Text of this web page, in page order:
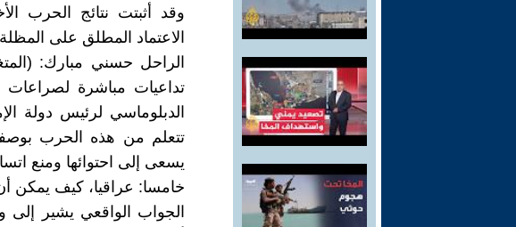
وقد أثبتت نتائج الحرب
الاعتماد المطلق على
الراحل حسني مبارك:
تداعيات مباشرة
الدبلوماسي لرئيس دولة
تتعلم من هذه الحرب
يسعى إلى احتوائها ومنع
خامسا: عراقيا، كيف يمكن
الجواب الواقعي يشير